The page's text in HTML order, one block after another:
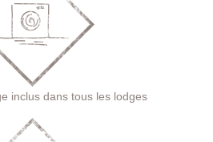
inclus dans tous les lodges